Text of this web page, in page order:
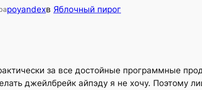
poyandexв Яблочный пирог
за все достойные программные
джейлбрейк айпэду я не хочу. Поэтому